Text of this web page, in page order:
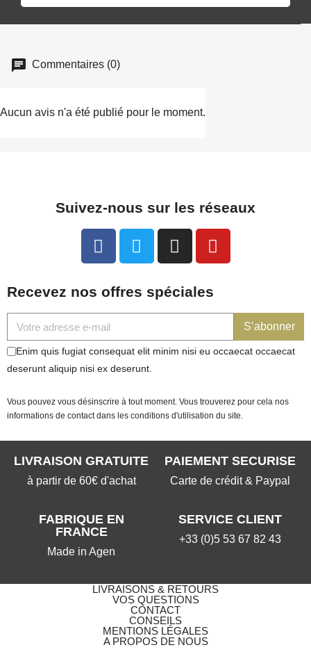
Commentaires (0)
Aucun avis n'a été publié pour le moment.
Suivez-nous sur les réseaux
Recevez nos offres spéciales
S’abonner
Enim quis fugiat consequat elit minim nisi eu occaecat occaecat
deserunt aliquip nisi ex deserunt.
Vous pouvez vous désinscrire à tout moment. Vous trouverez pour cela nos
informations de contact dans les conditions d'utilisation du site.
LIVRAISON GRATUITE
à partir de 60€ d'achat
PAIEMENT SECURISE
Carte de crédit & Paypal
FABRIQUE EN
FRANCE
Made in Agen
SERVICE CLIENT
+33 (0)5 53 67 82 43
LIVRAISONS & RETOURS
VOS QUESTIONS​
CONTACT
CONSEILS
MENTIONS LÉGALES
A PROPOS DE NOUS